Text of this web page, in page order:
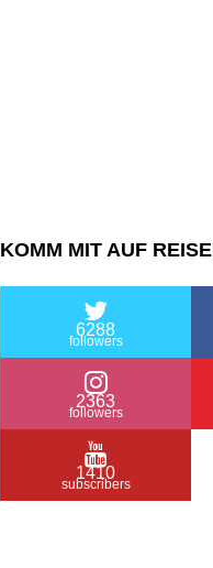
KOMM MIT AUF
6288
followers
2363
followers
1410
subscribers